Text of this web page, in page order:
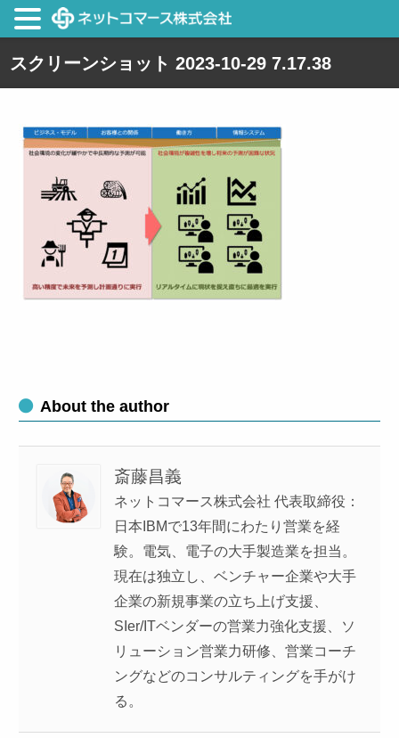
スクリーンショット 2023-10-29 7.17.38
About the author
斎藤昌義
ネットコマース株式会社 代表取締役：
日本IBMで13年間にわたり営業を経
験。電気、電子の大手製造業を担当。
現在は独立し、ベンチャー企業や大手
企業の新規事業の立ち上げ支援、
SIer/ITベンダーの営業力強化支援、ソ
リューション営業力研修、営業コーチ
ングなどのコンサルティングを手がけ
る。